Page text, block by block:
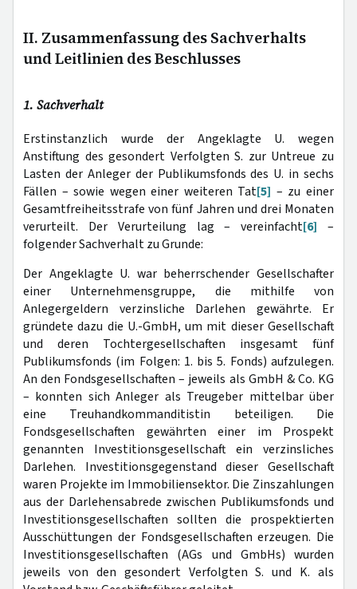
II. Zusammenfassung des Sachverhalts
und Leitlinien des Beschlusses
1. Sachverhalt
Erstinstanzlich wurde der Angeklagte U. wegen
Anstiftung des gesondert Verfolgten S. zur Untreue zu
Lasten der Anleger der Publikumsfonds des U. in sechs
Fällen – sowie wegen einer weiteren Tat[5] – zu einer
Gesamtfreiheitsstrafe von fünf Jahren und drei Monaten
verurteilt. Der Verurteilung lag – vereinfacht[6] –
folgender Sachverhalt zu Grunde:
Der Angeklagte U. war beherrschender Gesellschafter
einer Unternehmensgruppe, die mithilfe von
Anlegergeldern verzinsliche Darlehen gewährte. Er
gründete dazu die U.-GmbH, um mit dieser Gesellschaft
und deren Tochtergesellschaften insgesamt fünf
Publikumsfonds (im Folgen: 1. bis 5. Fonds) aufzulegen.
An den Fondsgesellschaften – jeweils als GmbH & Co. KG
– konnten sich Anleger als Treugeber mittelbar über
eine Treuhandkommanditistin beteiligen. Die
Fondsgesellschaften gewährten einer im Prospekt
genannten Investitionsgesellschaft ein verzinsliches
Darlehen. Investitionsgegenstand dieser Gesellschaft
waren Projekte im Immobiliensektor. Die Zinszahlungen
aus der Darlehensabrede zwischen Publikumsfonds und
Investitionsgesellschaften sollten die prospektierten
Ausschüttungen der Fondsgesellschaften erzeugen. Die
Investitionsgesellschaften (AGs und GmbHs) wurden
jeweils von den gesondert Verfolgten S. und K. als